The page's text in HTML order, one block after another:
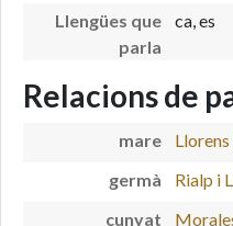
Llengües que
parla
ca, es
Relacions de
mare
germà
Rialp i
cunyat